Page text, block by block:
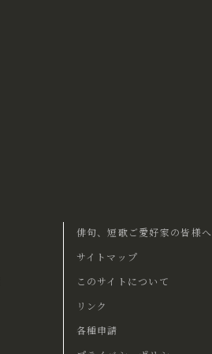
俳句、短歌ご愛好家の皆様へ
サイトマップ
このサイトについて
リンク
各種申請